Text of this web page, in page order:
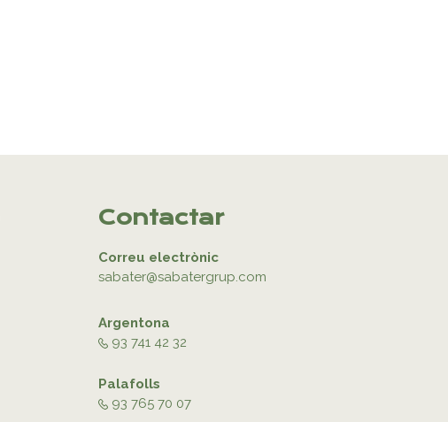
Contactar
Correu electrònic
sabater@sabatergrup.com
Argentona
93 741 42 32
Palafolls
93 765 70 07